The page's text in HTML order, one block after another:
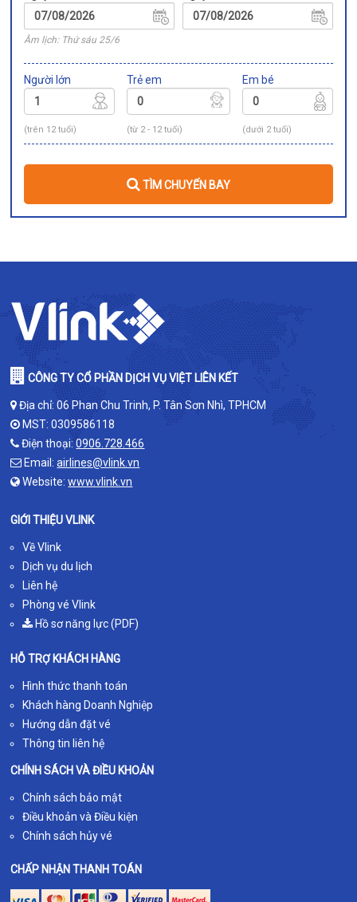
Âm lịch: Thứ sáu 25/6
Người lớn
(trên 12 tuổi)
Trẻ em
(từ 2 - 12 tuổi)
Em bé
(dưới 2 tuổi)
TÌM CHUYẾN BAY
CÔNG TY CỔ PHẦN DỊCH VỤ VIỆT LIÊN KẾT
Địa chỉ: 06 Phan Chu Trinh, P. Tân Sơn Nhì, TPHCM
MST: 0309586118
Điện thoại:0906.728.466
Email:airlines@vlink.vn
Website:www.vlink.vn
GIỚI THIỆU VLINK
Về Vlink
Dịch vụ du lịch
Liên hệ
Phòng vé Vlink
Hồ sơ năng lực (PDF)
HỖ TRỢ KHÁCH HÀNG
Hình thức thanh toán
Khách hàng Doanh Nghiệp
Hướng dẫn đặt vé
Thông tin liên hệ
CHÍNH SÁCH VÀ ĐIỀU KHOẢN
Chính sách bảo mật
Điều khoản và Điều kiện
Chính sách hủy vé
CHẤP NHẬN THANH TOÁN